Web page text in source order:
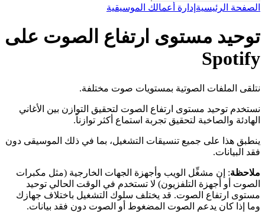
الصفحة الرئيسية إدارة أعمالك الموسيقية
توحيد مستوى ارتفاع الصوت على
Spotify
نتلقى الملفات الصوتية بمستويات صوت مختلفة.
نستخدم توحيد مستوى ارتفاع الصوت لتحقيق التوازن بين الأغاني
الهادئة والصاخبة لتحقيق تجربة استماع أكثر توازناً.
ينطبق هذا على جميع تنسيقات التشغيل، بما في ذلك الموسيقى دون
فقد البيانات.
ملاحظة: إن مشغِّل الويب وأجهزة الجهات الخارجية (مثل مكبرات
الصوت أو أجهزة التلفزيون) لا تستخدم في الوقت الحالي توحيد
مستوى ارتفاع الصوت. قد يختلف سلوك التشغيل باختلاف جهازك
وما إذا كان يدعم الصوت المضغوط أو الصوت دون فقد بيانات.